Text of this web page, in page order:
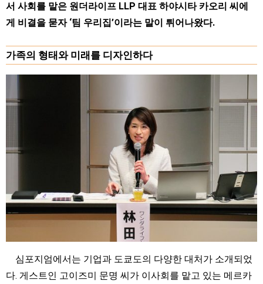
서 사회를 맡은 원더라이프 LLP 대표 하야시타 카오리 씨에
게 비결을 묻자 ‘팀 우리집’이라는 말이 튀어나왔다.
가족의 형태와 미래를 디자인하다
심포지엄에서는 기업과 도쿄도의 다양한 대처가 소개되었
다. 게스트인 고이즈미 문명 씨가 이사회를 맡고 있는 메르카